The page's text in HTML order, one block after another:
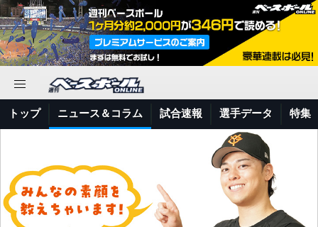
トップ ニュース＆コラム 試合速報 選手データ 特集